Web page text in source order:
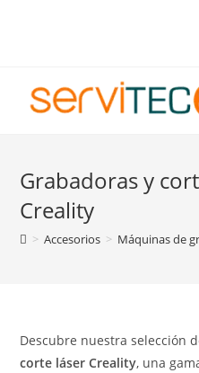
Grabadoras y
Creality
> Accesorios > Máquinas de
Descubre nuestra selección
corte láser Creality, una